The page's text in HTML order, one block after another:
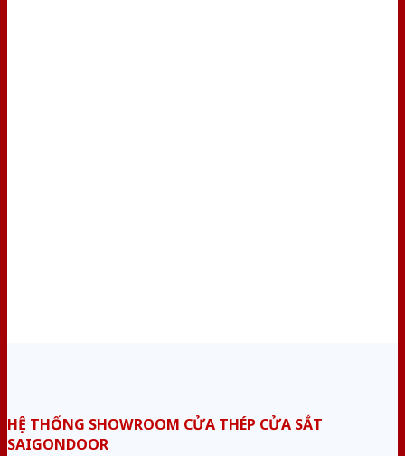
HỆ THỐNG SHOWROOM CỬA THÉP CỬA SẮT
SAIGONDOOR